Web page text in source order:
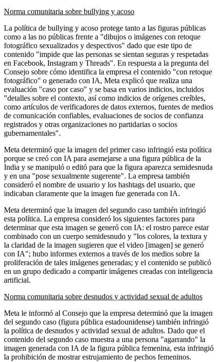
Norma comunitaria sobre bullying y acoso
La política de bullying y acoso protege tanto a las figuras públicas
como a las no públicas frente a "dibujos o imágenes con retoque
fotográfico sexualizados y despectivos" dado que este tipo de
contenido "impide que las personas se sientan seguras y respetadas
en Facebook, Instagram y Threads". En respuesta a la pregunta del
Consejo sobre cómo identifica la empresa el contenido "con retoque
fotográfico" o generado con IA, Meta explicó que realiza una
evaluación "caso por caso" y se basa en varios indicios, incluidos
"detalles sobre el contexto, así como indicios de orígenes creíbles,
como artículos de verificadores de datos externos, fuentes de medios
de comunicación confiables, evaluaciones de socios de confianza
registrados y otras organizaciones no partidarias o socios
gubernamentales".
Meta determinó que la imagen del primer caso infringió esta política
porque se creó con IA para asemejarse a una figura pública de la
India y se manipuló o editó para que la figura aparezca semidesnuda
y en una "pose sexualmente sugerente". La empresa también
consideró el nombre de usuario y los hashtags del usuario, que
indicaban claramente que la imagen fue generada con IA.
Meta determinó que la imagen del segundo caso también infringió
esta política. La empresa consideró los siguientes factores para
determinar que esta imagen se generó con IA: el rostro parece estar
combinado con un cuerpo semidesnudo y "los colores, la textura y
la claridad de la imagen sugieren que el video [imagen] se generó
con IA"; hubo informes externos a través de los medios sobre la
proliferación de tales imágenes generadas; y el contenido se publicó
en un grupo dedicado a compartir imágenes creadas con inteligencia
artificial.
Norma comunitaria sobre desnudos y actividad sexual de adultos
Meta le informó al Consejo que la empresa determinó que la imagen
del segundo caso (figura pública estadounidense) también infringió
la política de desnudos y actividad sexual de adultos. Dado que el
contenido del segundo caso muestra a una persona "agarrando" la
imagen generada con IA de la figura pública femenina, esta infringió
la prohibición de mostrar estrujamiento de pechos femeninos.